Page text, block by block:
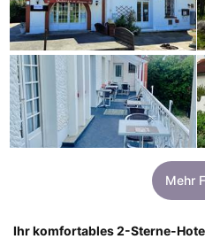
Mehr
Ihr komfortables 2-Sterne-